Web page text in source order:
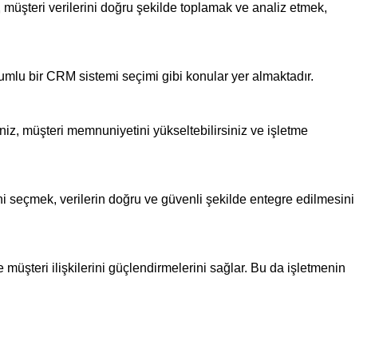
verilerini doğru şekilde toplamak ve analiz etmek,
bir CRM sistemi seçimi gibi konular yer almaktadır.
müşteri memnuniyetini yükseltebilirsiniz ve işletme
seçmek, verilerin doğru ve güvenli şekilde entegre edilmesini
müşteri ilişkilerini güçlendirmelerini sağlar. Bu da işletmenin